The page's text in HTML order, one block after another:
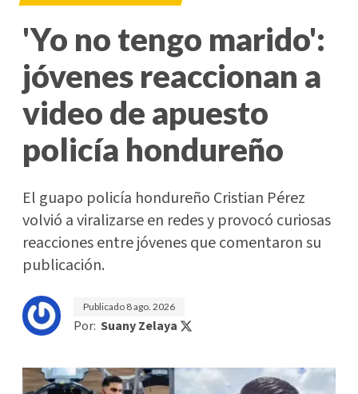
'Yo no tengo marido':
jóvenes reaccionan a
video de apuesto
policía hondureño
El guapo policía hondureño Cristian Pérez
volvió a viralizarse en redes y provocó curiosas
reacciones entre jóvenes que comentaron su
publicación.
Publicado 8 ago. 2026
Por: Suany Zelaya